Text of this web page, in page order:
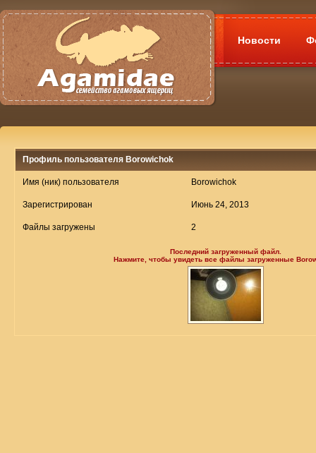
Новости
Профиль пользователя Borowichok
Имя (ник) пользователя Borowichok
Зарегистрирован Июнь 24, 2013
Файлы загружены 2
Последний загруженный файл.
Нажмите, чтобы увидеть все файлы загруженные